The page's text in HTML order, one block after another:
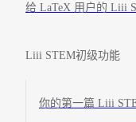
给 LaTeX 用户的 Liii
Liii STEM初级功能
你的第一篇 Liii